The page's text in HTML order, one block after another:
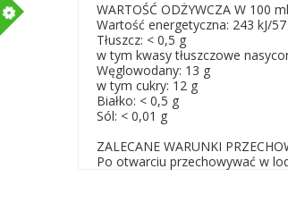
WARTOŚĆ ODŻYWCZA W 100 ml
Wartość energetyczna: 243 kJ/
Tłuszcz: < 0,5 g
w tym kwasy tłuszczowe
Węglowodany: 13 g
w tym cukry: 12 g
Białko: < 0,5 g
Sól: < 0,01 g
ZALECANE WARUNKI
Po otwarciu przechowywać w